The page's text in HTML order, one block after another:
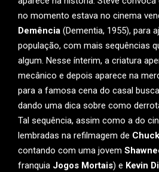
no momento estava no cinema
Demência (Dementia, 1955), para
população, com mais sequências
algum. Nesse ínterim, a criatura
mecânico e depois aparece na
para a famosa cena do casal
dando uma dica sobre como
Tal sequência, assim como a do
lembradas na refilmagem de
contando com uma jovem
franquia Jogos Mortais) e Kevin